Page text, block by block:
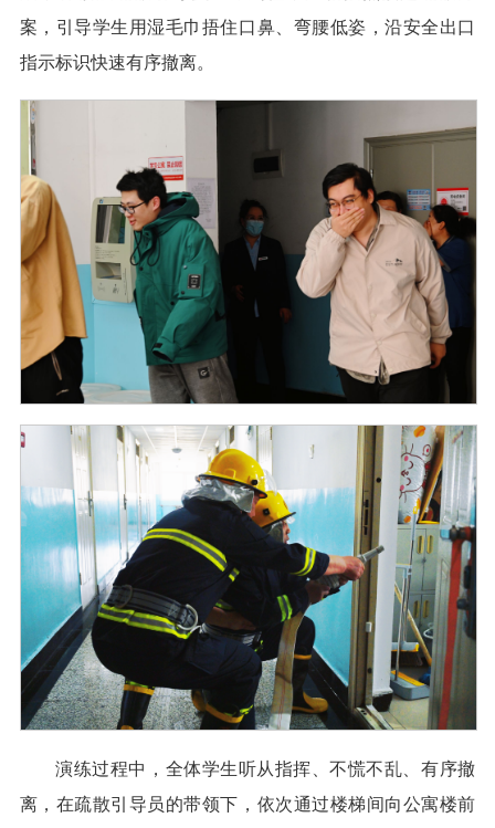
案，引导学生用湿毛巾捂住口鼻、弯腰低姿，沿安全出口
指示标识快速有序撤离。
演练过程中，全体学生听从指挥、不慌不乱、有序撤
离，在疏散引导员的带领下，依次通过楼梯间向公寓楼前